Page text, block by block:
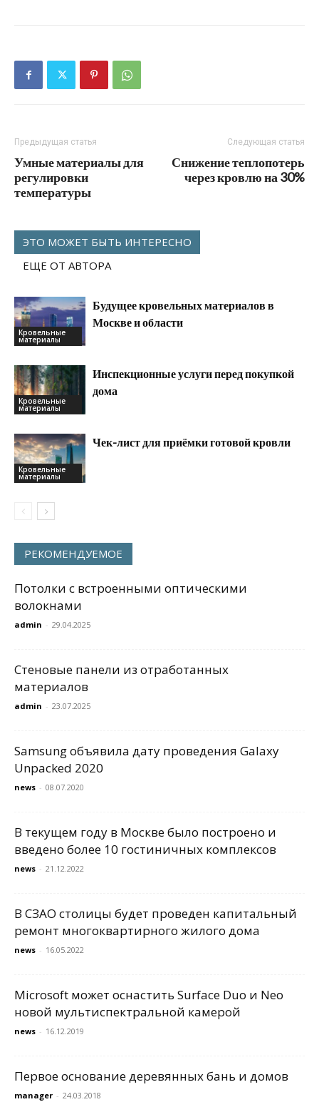
Предыдущая статья
Умные материалы для
регулировки
температуры
Следующая статья
Снижение теплопотерь
через кровлю на 30%
ЭТО МОЖЕТ БЫТЬ ИНТЕРЕСНО
ЕЩЕ ОТ АВТОРА
Кровельные
материалы
Будущее кровельных материалов в
Москве и области
Кровельные
материалы
Инспекционные услуги перед покупкой
дома
Кровельные
материалы
Чек-лист для приёмки готовой кровли
РЕКОМЕНДУЕМОЕ
Потолки с встроенными оптическими
волокнами
admin - 29.04.2025
Стеновые панели из отработанных
материалов
admin - 23.07.2025
Samsung объявила дату проведения Galaxy
Unpacked 2020
news - 08.07.2020
В текущем году в Москве было построено и
введено более 10 гостиничных комплексов
news - 21.12.2022
В СЗАО столицы будет проведен капитальный
ремонт многоквартирного жилого дома
news - 16.05.2022
Microsoft может оснастить Surface Duo и Neo
новой мультиспектральной камерой
news - 16.12.2019
Первое основание деревянных бань и домов
manager - 24.03.2018